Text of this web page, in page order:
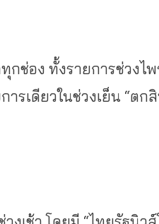
กช่อง ทั้งรายการช่วงไ
รเดียวในช่วงเย็น “ตก